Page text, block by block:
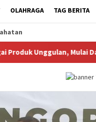
OLAHRAGA TAG BERITA
Dari Hasil